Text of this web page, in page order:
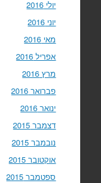
יולי 2016
יוני 2016
מאי 2016
אפריל 2016
מרץ 2016
פברואר 2016
ינואר 2016
דצמבר 2015
נובמבר 2015
אוקטובר 2015
ספטמבר 2015